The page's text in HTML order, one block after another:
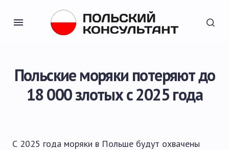
Польские моряки потеряют до
18 000 злотых с 2025 года
С 2025 года моряки в Польше будут охвачены